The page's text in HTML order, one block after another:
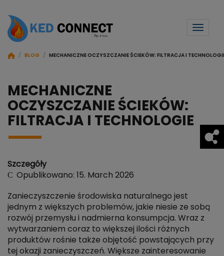
Toggle
/ BLOG / MECHANICZNE OCZYSZCZANIE ŚCIEKÓW: FILTRACJA I
MECHANICZNE
OCZYSZCZANIE ŚCIEKÓW:
FILTRACJA I TECHNOLOGIE
Szczegóły
Opublikowano: 15. March 2026
Zanieczyszczenie środowiska naturalnego jest
jednym z większych problemów, jakie niesie ze sobą
rozwój przemysłu i nadmierna konsumpcja. Wraz z
wytwarzaniem coraz to większej ilości różnych
produktów rośnie także objętość powstających przy
tej okazji zanieczyszczeń. Większe zainteresowanie